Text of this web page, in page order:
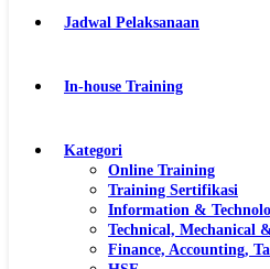
Jadwal Pelaksanaan
In-house Training
Kategori
Online Training
Training Sertifikasi
Information &
Technical, Mechanical
Finance, Accounting,